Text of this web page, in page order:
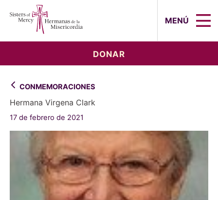
MENÚ
DONAR
CONMEMORACIONES
Hermana Virgena Clark
17 de febrero de 2021